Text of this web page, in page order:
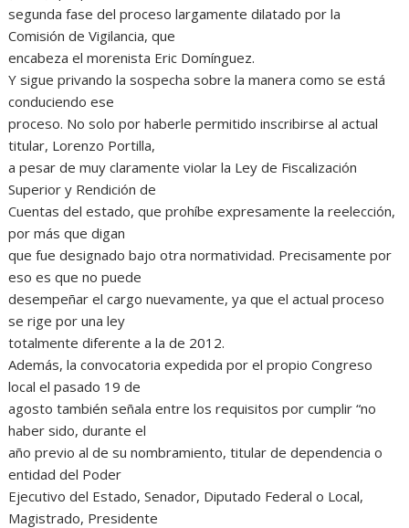
segunda fase del proceso largamente dilatado por la
Comisión de Vigilancia, que
encabeza el morenista Eric Domínguez.
Y sigue privando la sospecha sobre la manera como se está
conduciendo ese
proceso. No solo por haberle permitido inscribirse al actual
titular, Lorenzo Portilla,
a pesar de muy claramente violar la Ley de Fiscalización
Superior y Rendición de
Cuentas del estado, que prohíbe expresamente la reelección,
por más que digan
que fue designado bajo otra normatividad. Precisamente por
eso es que no puede
desempeñar el cargo nuevamente, ya que el actual proceso
se rige por una ley
totalmente diferente a la de 2012.
Además, la convocatoria expedida por el propio Congreso
local el pasado 19 de
agosto también señala entre los requisitos por cumplir “no
haber sido, durante el
año previo al de su nombramiento, titular de dependencia o
entidad del Poder
Ejecutivo del Estado, Senador, Diputado Federal o Local,
Magistrado, Presidente